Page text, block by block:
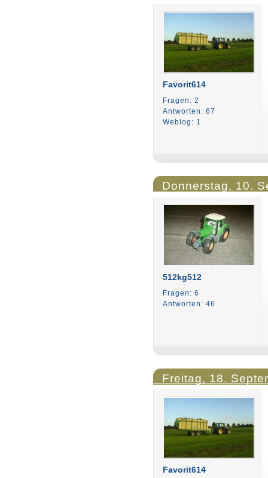
Favorit614
Fragen: 2
Antworten: 67
Weblog: 1
Donnerstag, 10.
512kg512
Fragen: 6
Antworten: 46
Freitag, 18.
Favorit614